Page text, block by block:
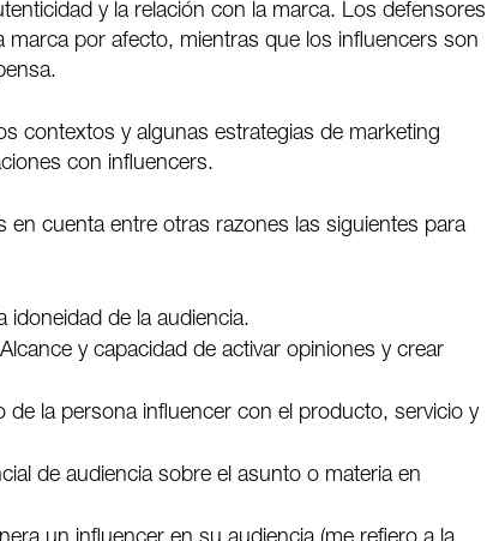
y la relación con la marca. Los defensores
por afecto, mientras que los influencers son
contextos y algunas estrategias de marketing
con influencers.
cuenta entre otras razones las siguientes para
idoneidad de la audiencia.
y capacidad de activar opiniones y crear
de la persona influencer con el producto, servicio y
de audiencia sobre el asunto o materia en